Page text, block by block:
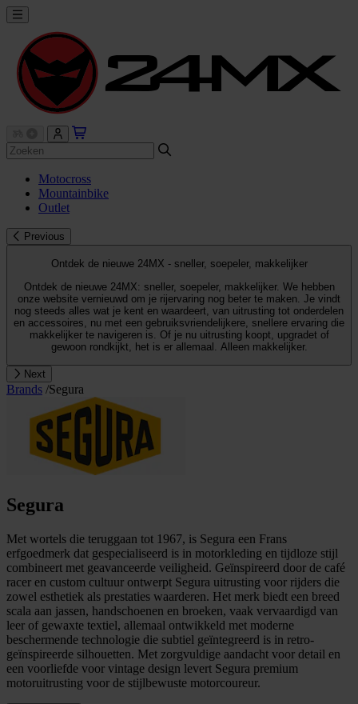
Motocross
Mountainbike
Outlet
Previous
Ontdek de nieuwe 24MX - sneller, soepeler, makkelijker
Ontdek de nieuwe 24MX: sneller, soepeler, makkelijker. We hebben
onze website vernieuwd om je rijervaring nog beter te maken. Je vindt
nog steeds alles wat je kent en waardeert, van uitrusting tot onderdelen
en accessoires, nu met een gebruiksvriendelijkere, snellere ervaring die
makkelijker te navigeren is. Of je nu uitrusting koopt, upgradet of
gewoon rondkijkt, het is er allemaal. Alleen makkelijker.
Next
Brands /Segura
Segura
Met wortels die teruggaan tot 1967, is Segura een Frans
erfgoedmerk dat gespecialiseerd is in motorkleding en tijdloze stijl
combineert met geavanceerde veiligheid. Geïnspireerd door de café
racer en custom cultuur ontwerpt Segura uitrusting voor rijders die
zowel esthetiek als prestaties waarderen. Het merk biedt een breed
scala aan jassen, handschoenen en broeken, vaak vervaardigd van
leer of gewaxte textiel, allemaal ontwikkeld met moderne
beschermende technologie die subtiel geïntegreerd is in retro-
geïnspireerde silhouetten. Met zorgvuldige aandacht voor detail en
een voorliefde voor vintage design levert Segura premium
motoruitrusting voor de stijlbewuste motorcoureur.